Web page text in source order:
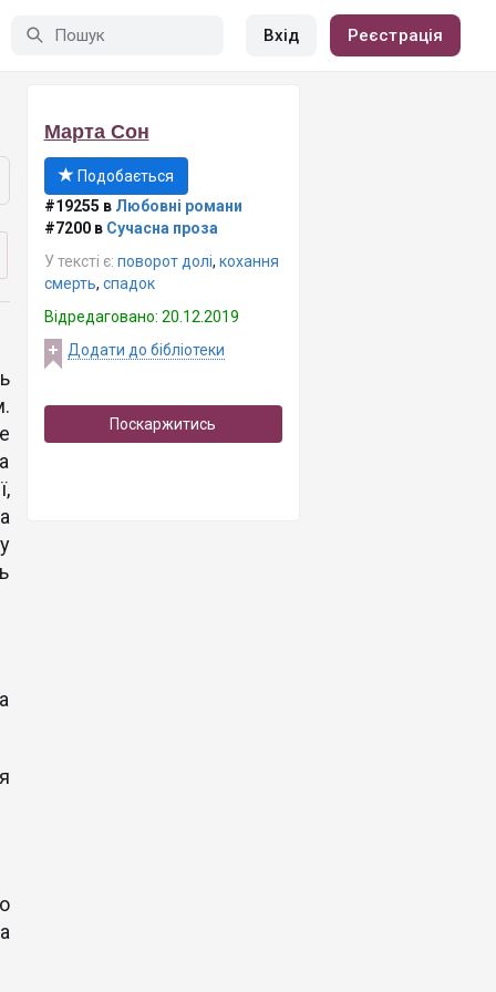
Вхід Реєстрація
Марта Сон
Подобається
#19255 в Любовні романи
#7200 в Сучасна проза
У тексті є: поворот долі, кохання
смерть, спадок
Відредаговано: 20.12.2019
Додати до бібліотеки
Поскаржитись